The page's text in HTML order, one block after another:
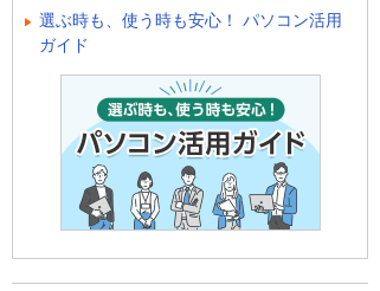
選ぶ時も、使う時も安心！ パソコン活用
ガイド